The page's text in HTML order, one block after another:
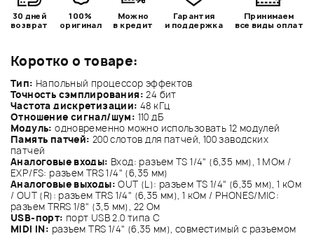
Коротко о товаре:
Тип: Напольный процессор эффектов
Точность сэмплирования: 24 бит
Частота дискретизации: 48 кГц
Отношение сигнал/шум: 110 дБ
Модуль: одновременно можно использовать 12 модулей
Память патчей: 200 слотов для патчей, 100 заводских
патчей
Аналоговые входы: Вход: разъем TS 1/4" (6,35 мм), 1 МОм /
EXP/FS: разъем TRS 1/4" (6,35 мм)
Аналоговые выходы: OUT (L): разъем TS 1/4" (6,35 мм), 1 кОм
/ OUT (R): разъем TRS 1/4" (6,35 мм), 1 кОм / PHONES/MIC:
разъем TRRS 1/8" (3,5 мм), 22 Ом
USB-порт: порт USB 2.0 типа C
MIDI IN: разъем TRS 1/4" (6,35 мм), совместимый с разъемом
30 дней
возврат
100%
оригинал
Можно
в кредит
Гарантия
и поддержка
Принимаем
все виды оплат